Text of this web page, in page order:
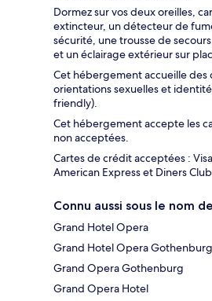
Dormez sur vos deux oreilles,
extincteur, un détecteur de
sécurité, une trousse de
et un éclairage extérieur sur
Cet hébergement accueille des
orientations sexuelles et
friendly).
Cet hébergement accepte les
non acceptées.
Cartes de crédit acceptées :
American Express et Diners
Connu aussi sous le nom de
Grand Hotel Opera
Grand Hotel Opera Gothenburg
Grand Opera Gothenburg
Grand Opera Hotel